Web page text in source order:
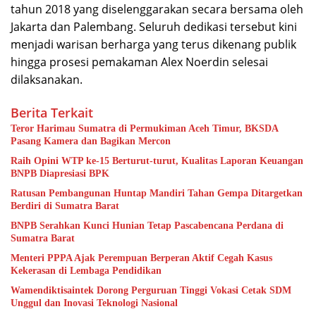
tahun 2018 yang diselenggarakan secara bersama oleh
Jakarta dan Palembang. Seluruh dedikasi tersebut kini
menjadi warisan berharga yang terus dikenang publik
hingga prosesi pemakaman Alex Noerdin selesai
dilaksanakan.
Berita Terkait
Teror Harimau Sumatra di Permukiman Aceh Timur, BKSDA
Pasang Kamera dan Bagikan Mercon
Raih Opini WTP ke-15 Berturut-turut, Kualitas Laporan Keuangan
BNPB Diapresiasi BPK
Ratusan Pembangunan Huntap Mandiri Tahan Gempa Ditargetkan
Berdiri di Sumatra Barat
BNPB Serahkan Kunci Hunian Tetap Pascabencana Perdana di
Sumatra Barat
Menteri PPPA Ajak Perempuan Berperan Aktif Cegah Kasus
Kekerasan di Lembaga Pendidikan
Wamendiktisaintek Dorong Perguruan Tinggi Vokasi Cetak SDM
Unggul dan Inovasi Teknologi Nasional